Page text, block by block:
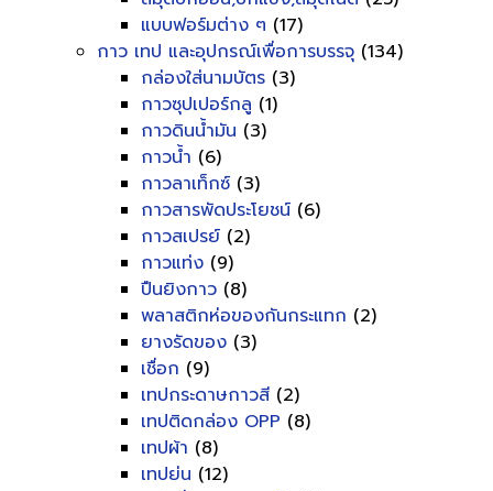
แบบฟอร์มต่าง ๆ (17)
กาว เทป และอุปกรณ์เพื่อการบรรจุ (134)
กล่องใส่นามบัตร (3)
กาวซุปเปอร์กลู (1)
กาวดินน้ำมัน (3)
กาวน้ำ (6)
กาวลาเท็กซ์ (3)
กาวสารพัดประโยชน์ (6)
กาวสเปรย์ (2)
กาวแท่ง (9)
ปืนยิงกาว (8)
พลาสติกห่อของกันกระแทก (2)
ยางรัดของ (3)
เชื่อก (9)
เทปกระดาษกาวสี (2)
เทปติดกล่อง OPP (8)
เทปผ้า (8)
เทปย่น (12)